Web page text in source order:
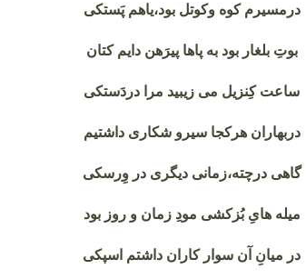
درمسیرم کوه وکوتل بود،یاهم پَستکی
بوتِ بلغار بود به پاها پیرَهن دایم کتان
ساعت کِنزیل می زیبید مرا دردَستکی
دربهاران هرکجا سیرو شکاری داشتیم
گاهی درچته،زمانی دیگری در وِرسکی
میله هایِ بُزکشی مودِ زمان و روز بود
در میانِ آن سوار کاران داشتم اسپکی